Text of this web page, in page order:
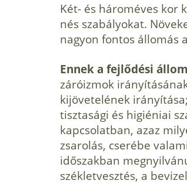
Két- és hároméves kor
nés szabályokat.
nagyon fontos állomás
Ennek a fejlődési
záróizmok
kijövetelének
tisztasági és higiéniai
kapcsolatban, azaz
zsarolás, cserébe
időszakban
székletvesztés, a